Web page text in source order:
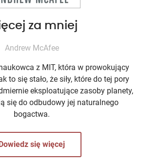
za mniej
Andrew McAfee
z MIT, która w prowokujący
to się stało, że siły, które do tej pory
eksploatujące zasoby planety,
się do odbudowy jej naturalnego
bogactwa.
się więcej